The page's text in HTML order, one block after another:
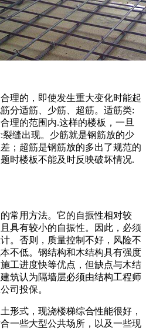
理的，即使发生重大变化时能起
分适筋、少筋、超筋。适筋类:
理的范围内.这样的楼板，一旦
缝出现。少筋就是钢筋放的少
；超筋是钢筋放的多出了规范的
时楼板不能及时反映破坏情况.
常用方法。它的自振性相对较
具有较小的自振性。因此，必须
。否则，质量控制不好，风险不
不低。钢结构和木结构具有强度
工进度快等优点，但缺点与木结
筑认为隔墙层必须由结构工程师
司投保。
形式，现浇楼梯综合性能很好，
一些大型公共场所，以及一些现